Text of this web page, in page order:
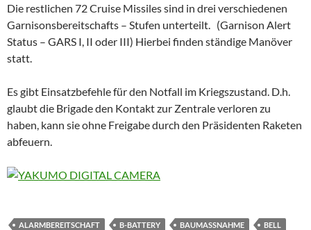
Die restlichen 72 Cruise Missiles sind in drei verschiedenen
Garnisonsbereitschafts – Stufen unterteilt. (Garnison Alert
Status – GARS I, II oder III) Hierbei finden ständige Manöver
statt.
Es gibt Einsatzbefehle für den Notfall im Kriegszustand. D.h.
glaubt die Brigade den Kontakt zur Zentrale verloren zu
haben, kann sie ohne Freigabe durch den Präsidenten Raketen
abfeuern.
ALARMBEREITSCHAFT B-BATTERY BAUMASSNAHME
BELL